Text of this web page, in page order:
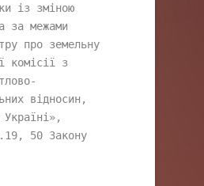
із зміною
за межами
про земельну
комісії з
відносин,
50 Закону